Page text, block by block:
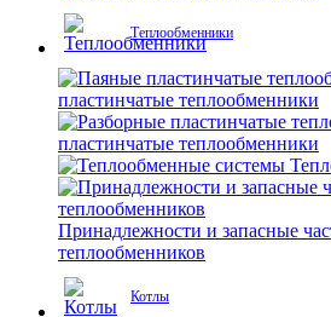
Теплообменники
пластинчатые теплообменники
пластинчатые теплообменники
Принадлежности и запасные
теплообменников
Котлы